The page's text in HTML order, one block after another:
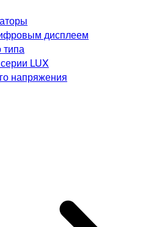
дисплеем
типа
LUX
напряжения